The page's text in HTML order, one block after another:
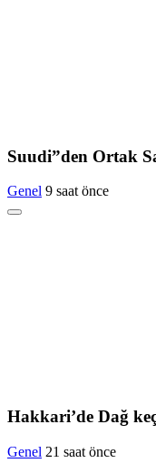
Suudi”den Ortak
Genel 9 saat önce
Hakkari’de Dağ
Genel 21 saat önce